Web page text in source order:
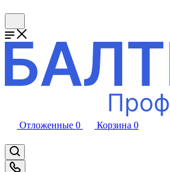
Отложенные 0 Корзина 0